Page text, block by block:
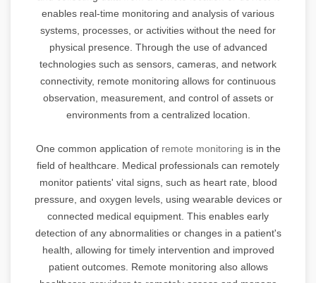
enables real-time monitoring and analysis of various
systems, processes, or activities without the need for
physical presence. Through the use of advanced
technologies such as sensors, cameras, and network
connectivity, remote monitoring allows for continuous
observation, measurement, and control of assets or
environments from a centralized location.
One common application of remote monitoring is in the
field of healthcare. Medical professionals can remotely
monitor patients' vital signs, such as heart rate, blood
pressure, and oxygen levels, using wearable devices or
connected medical equipment. This enables early
detection of any abnormalities or changes in a patient's
health, allowing for timely intervention and improved
patient outcomes. Remote monitoring also allows